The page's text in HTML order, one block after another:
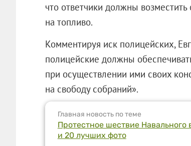
что ответчики должны
на топливо.
Комментируя иск полицейских,
полицейские должны
при осуществлении ими своих
на свободу собраний».
Главная новость по теме
Протестное шествие Навального
и 20 лучших фото